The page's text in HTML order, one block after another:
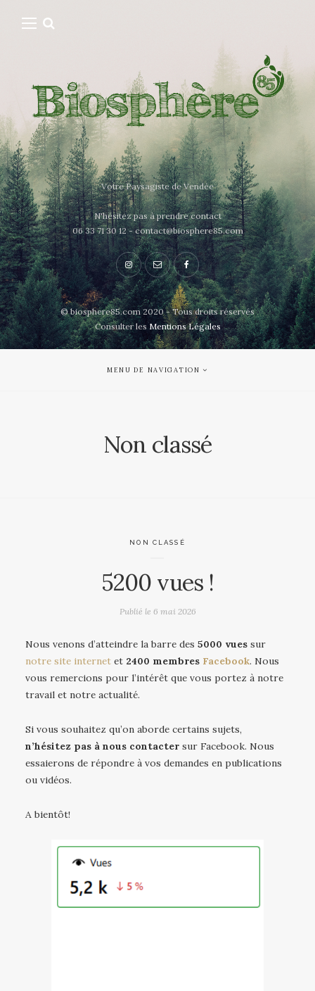
Votre Paysagiste de Vendée
N'hésitez pas à prendre contact
06 33 71 30 12 - contact@biosphere85.com
© biosphere85.com 2020 - Tous droits réservés
Consulter lesMentions Légales
MENU DE NAVIGATION
Non classé
NON CLASSÉ
5200 vues !
Publié le 6 mai 2026
Nous venons d’atteindre la barre des 5000 vues sur
notre site internet et 2400 membres Facebook. Nous
vous remercions pour l’intérêt que vous portez à notre
travail et notre actualité.
Si vous souhaitez qu’on aborde certains sujets,
n’hésitez pas à nous contacter sur Facebook. Nous
essaierons de répondre à vos demandes en publications
ou vidéos.
A bientôt!